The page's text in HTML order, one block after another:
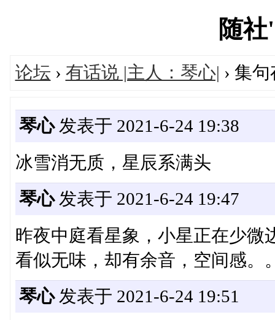
随
论坛 › 有话说 |主人：琴心| › 集
琴心发表于 2021-6-24 19:38
冰雪消无质，星辰系满头
琴心发表于 2021-6-24 19:47
昨夜中庭看星象，小星正在少微
看似无味，却有余音，空间感。
琴心发表于 2021-6-24 19:51